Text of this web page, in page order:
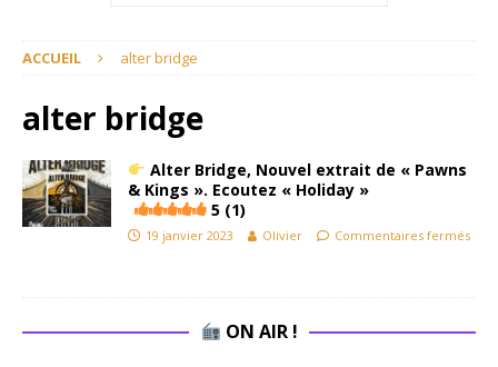
ACCUEIL alter bridge
alter bridge
Alter Bridge, Nouvel extrait de « Pawns
& Kings ». Ecoutez « Holiday »
5 (1)
19 janvier 2023 Olivier Commentaires fermés
ON AIR !